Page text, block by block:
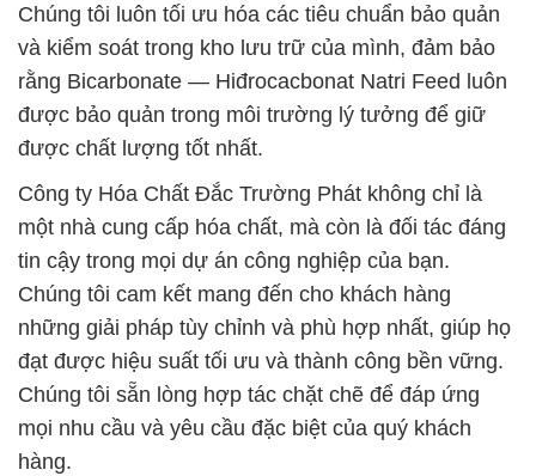
Chúng tôi luôn tối ưu hóa các tiêu chuẩn bảo quản
và kiểm soát trong kho lưu trữ của mình, đảm bảo
rằng Bicarbonate — Hiđrocacbonat Natri Feed luôn
được bảo quản trong môi trường lý tưởng để giữ
được chất lượng tốt nhất.
Công ty Hóa Chất Đắc Trường Phát không chỉ là
một nhà cung cấp hóa chất, mà còn là đối tác đáng
tin cậy trong mọi dự án công nghiệp của bạn.
Chúng tôi cam kết mang đến cho khách hàng
những giải pháp tùy chỉnh và phù hợp nhất, giúp họ
đạt được hiệu suất tối ưu và thành công bền vững.
Chúng tôi sẵn lòng hợp tác chặt chẽ để đáp ứng
mọi nhu cầu và yêu cầu đặc biệt của quý khách
hàng.